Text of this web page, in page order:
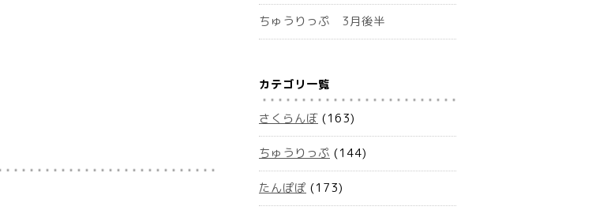
ちゅうりっぷ 3月後半
カテゴリ一覧
さくらんぼ (163)
ちゅうりっぷ (144)
たんぽぽ (173)